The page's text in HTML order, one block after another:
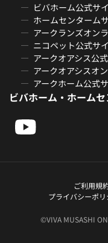
ビバホーム公式サ
ホームセンターム
アークランズオン
ニコペット公式サ
アークオアシス公
アークオアシスオ
アークホーム公式
ビバホーム・ホーム
ご利用規
プライバシーポリ
©VIVA MUSASHI